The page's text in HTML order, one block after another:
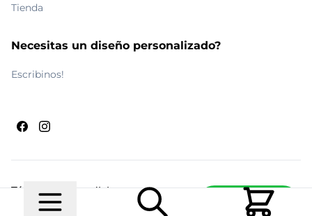
Escribinos
Tienda
Necesitas un diseño personalizado?
Escribinos!
© 2026 Maldito RamónRealizado por Ecwid de
Términos y condiciones